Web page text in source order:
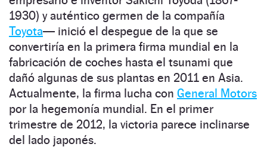
1930) y auténtico germen de la compañía
Toyota— inició el despegue de la que se
convertiría en la primera firma mundial en la
fabricación de coches hasta el tsunami que
dañó algunas de sus plantas en 2011 en Asia.
Actualmente, la firma lucha con General Motors
por la hegemonía mundial. En el primer
trimestre de 2012, la victoria parece inclinarse
del lado japonés.